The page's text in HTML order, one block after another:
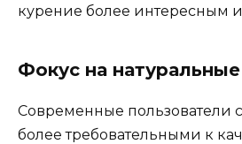
курение более интересным
Фокус на
Современные пользователи
более требовательными к